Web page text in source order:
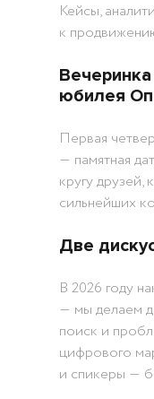
Кейсы,
к
юбилея
Первая
― памятная
кругу друзей,
сильнейших
Две
В 2026 году
― мы делаем
поиск и
цифрового
и спикеры ―